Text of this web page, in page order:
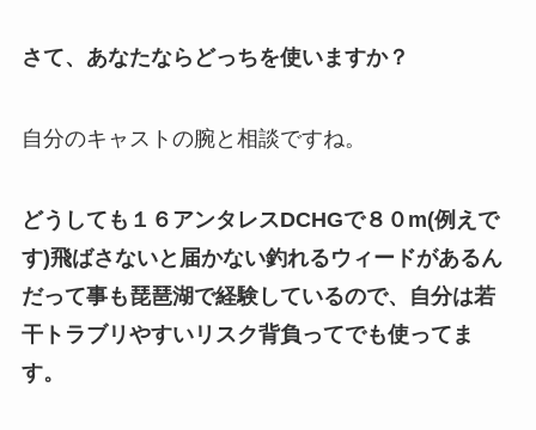
さて、あなたならどっちを使いますか？
自分のキャストの腕と相談ですね。
どうしても１６アンタレスDCHGで８０m(例えで
す)飛ばさないと届かない釣れるウィードがあるん
だって事も琵琶湖で経験しているので、自分は若
干トラブリやすいリスク背負ってでも使ってま
す。